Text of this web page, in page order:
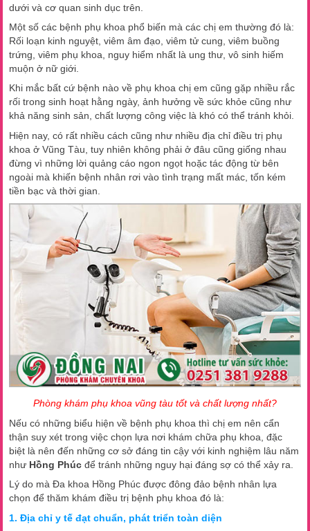
dưới và cơ quan sinh dục trên.
Một số các bệnh phụ khoa phổ biến mà các chị em thường đó là:
Rối loạn kinh nguyệt, viêm âm đạo, viêm tử cung, viêm buồng
trứng, viêm phụ khoa, nguy hiểm nhất là ung thư, vô sinh hiếm
muộn ở nữ giới.
Khi mắc bất cứ bệnh nào về phụ khoa chị em cũng gặp nhiều rắc
rối trong sinh hoạt hằng ngày, ảnh hưởng về sức khỏe cũng như
khả năng sinh sản, chất lượng công việc là khó có thể tránh khỏi.
Hiện nay, có rất nhiều cách cũng như nhiều địa chỉ điều trị phụ
khoa ở Vũng Tàu, tuy nhiên không phải ở đâu cũng giống nhau
đừng vì những lời quảng cáo ngon ngọt hoặc tác động từ bên
ngoài mà khiến bệnh nhân rơi vào tình trạng mất mác, tốn kém
tiền bạc và thời gian.
Phòng khám phụ khoa vũng tàu tốt và chất lượng nhất?
Nếu có những biểu hiện về bệnh phụ khoa thì chị em nên cẩn
thận suy xét trong việc chọn lựa nơi khám chữa phụ khoa, đặc
biệt là nên đến những cơ sở đáng tin cậy với kinh nghiệm lâu năm
như Hồng Phúc để tránh những nguy hại đáng sợ có thể xảy ra.
Lý do mà Đa khoa Hồng Phúc được đông đảo bệnh nhân lựa
chọn để thăm khám điều trị bệnh phụ khoa đó là:
1. Địa chỉ y tế đạt chuẩn, phát triển toàn diện